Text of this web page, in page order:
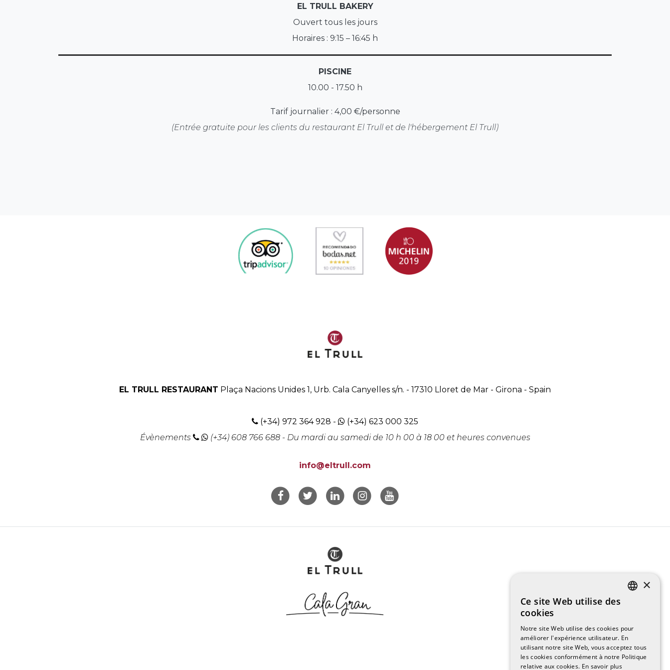
EL TRULL BAKERY
Ouvert tous les jours
Horaires : 9:15 – 16:45 h
PISCINE
10.00 - 17.50 h
Tarif journalier : 4,00 €/personne
(Entrée gratuite pour les clients du restaurant El Trull et de l'hébergement El Trull)
EL TRULL RESTAURANT Plaça Nacions Unides 1, Urb. Cala Canyelles s/n. - 17310 Lloret de Mar - Girona - Spain
(+34) 972 364 928 -
(+34) 623 000 325
Évènements
(+34) 608 766 688- Du mardi au samedi de 10 h 00 à 18 00 et heures convenues
info@eltrull.com
SPANISH
ENGLISH
×
Ce site Web utilise des
cookies
Notre site Web utilise des cookies pour
améliorer l'expérience utilisateur. En
utilisant notre site Web, vous acceptez tous
les cookies conformément à notre Politique
relative aux cookies. En savoir plus